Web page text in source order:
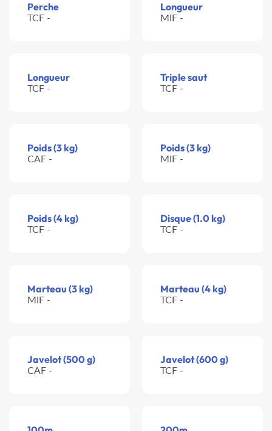
Perche
TCF -
Longueur
MIF -
Longueur
TCF -
Triple saut
TCF -
Poids (3 kg)
CAF -
Poids (3 kg)
MIF -
Poids (4 kg)
TCF -
Disque (1.0 kg)
TCF -
Marteau (3 kg)
MIF -
Marteau (4 kg)
TCF -
Javelot (500 g)
CAF -
Javelot (600 g)
TCF -